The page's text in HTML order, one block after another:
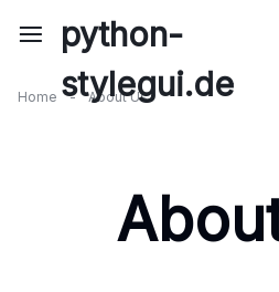
python-
stylegui.de
Home - About Us